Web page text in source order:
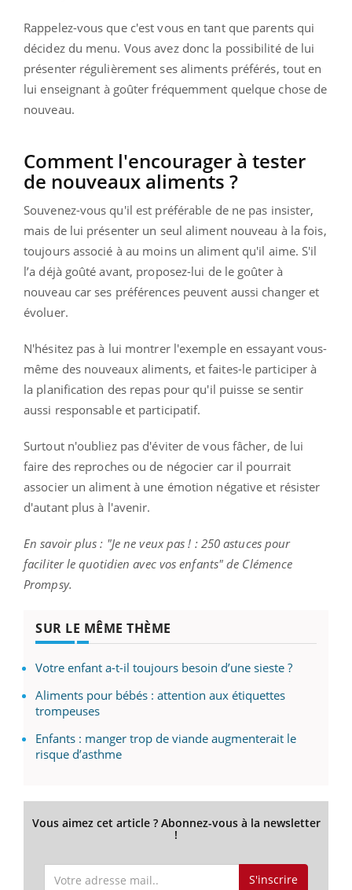
Rappelez-vous que c'est vous en tant que parents qui
décidez du menu. Vous avez donc la possibilité de lui
présenter régulièrement ses aliments préférés, tout en
lui enseignant à goûter fréquemment quelque chose de
nouveau.
Comment l'encourager à tester
de nouveaux aliments ?
Souvenez-vous qu'il est préférable de ne pas insister,
mais de lui présenter un seul aliment nouveau à la fois,
toujours associé à au moins un aliment qu'il aime. S'il
l’a déjà goûté avant, proposez-lui de le goûter à
nouveau car ses préférences peuvent aussi changer et
évoluer.
N'hésitez pas à lui montrer l'exemple en essayant vous-
même des nouveaux aliments, et faites-le participer à
la planification des repas pour qu'il puisse se sentir
aussi responsable et participatif.
Surtout n'oubliez pas d'éviter de vous fâcher, de lui
faire des reproches ou de négocier car il pourrait
associer un aliment à une émotion négative et résister
d'autant plus à l'avenir.
En savoir plus : "Je ne veux pas ! : 250 astuces pour
faciliter le quotidien avec vos enfants" de Clémence
Prompsy.
SUR LE MÊME THÈME
Votre enfant a-t-il toujours besoin d’une sieste ?
Aliments pour bébés : attention aux étiquettes
trompeuses
Enfants : manger trop de viande augmenterait le
risque d’asthme
Vous aimez cet article ? Abonnez-vous à la newsletter
!
S'inscrire